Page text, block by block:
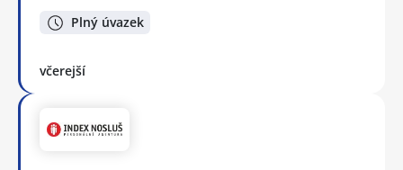
Plný úvazek
včerejší